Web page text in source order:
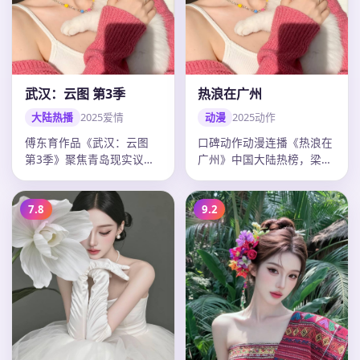
武汉：云图 第3季
大陆热播 2025爱情
傅东育作品《武汉：云图
第3季》聚焦青岛现实议
整，迪丽热…
热浪在广州
动漫 2025动作
口碑动作动漫连播《热浪在
广州》中国大陆热榜，梁朝
思诚调度…
7.8 9.2